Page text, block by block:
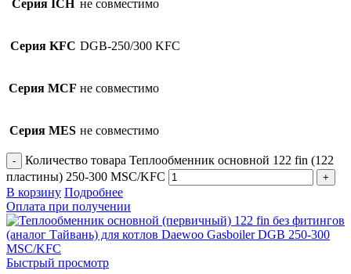
Серия ICH не совместимо
Серия KFC DGB-250/300 KFC
Серия MCF не совместимо
Серия MES не совместимо
Количество товара Теплообменник основной 122 fin (122
пластины) 250-300 MSC/KFC
В корзину Подробнее
Оплата при получении
Быстрый просмотр